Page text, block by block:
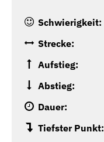
Schwierigkeit:
Strecke:
Aufstieg:
Abstieg:
Dauer:
Tiefster Punkt: